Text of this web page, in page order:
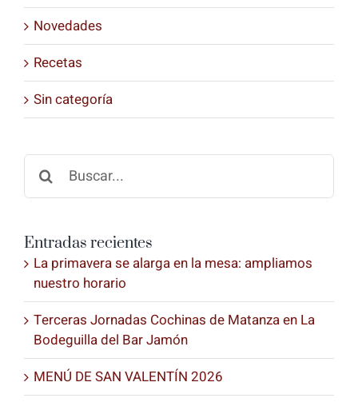
Novedades
Recetas
Sin categoría
Buscar:
Entradas recientes
La primavera se alarga en la mesa: ampliamos
nuestro horario
Terceras Jornadas Cochinas de Matanza en La
Bodeguilla del Bar Jamón
MENÚ DE SAN VALENTÍN 2026